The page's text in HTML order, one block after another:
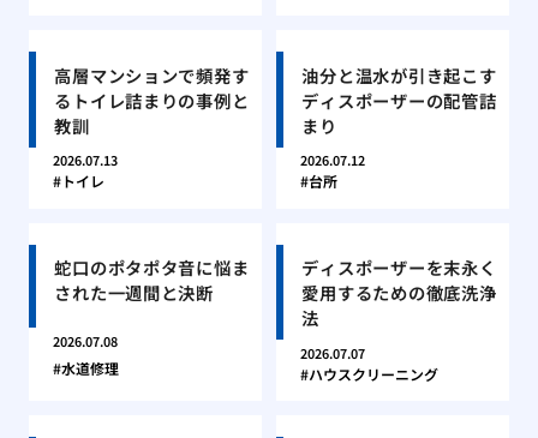
高層マンションで頻発す
るトイレ詰まりの事例と
教訓
2026.07.13
トイレ
油分と温水が引き起こす
ディスポーザーの配管詰
まり
2026.07.12
台所
蛇口のポタポタ音に悩ま
された一週間と決断
2026.07.08
水道修理
ディスポーザーを末永く
愛用するための徹底洗浄
法
2026.07.07
ハウスクリーニング